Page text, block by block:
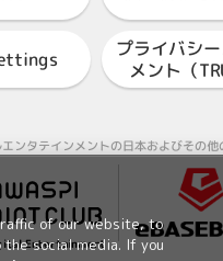
プライバシ
メント（
タテインメントの日本およびその他
Entertainment
of our website, to
social media. If you